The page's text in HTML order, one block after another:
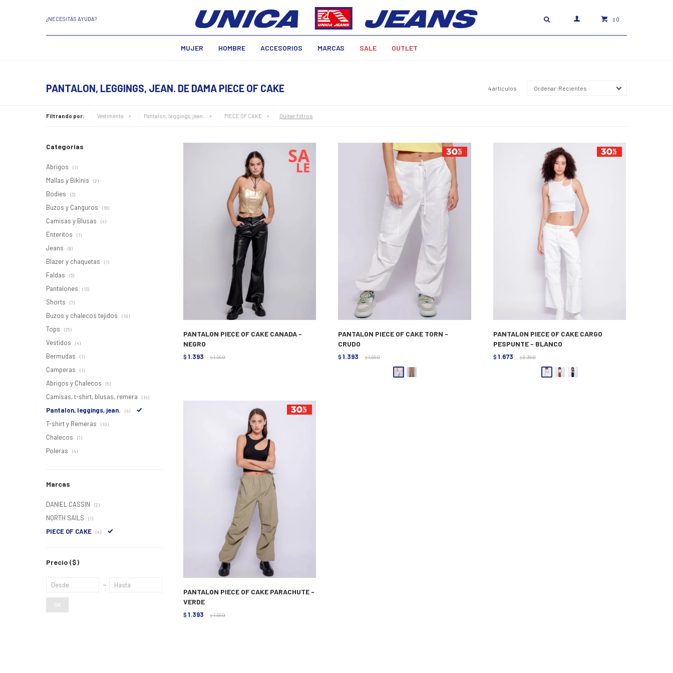
MUJER HOMBRE ACCESORIOS MARCAS SALE OUTLET
$ 0
¿NECESITÁS AYUDA?
PANTALON, LEGGINGS, JEAN. DE DAMA PIECE OF CAKE 4 artículos Recientes
Filtrando por: Vestimenta Pantalon, leggings, jean. PIECE OF CAKE Quitar filtros
PANTALON PIECE OF CAKE CANADA -
NEGRO
$ 1.393 $ 1.990
PANTALON PIECE OF CAKE TORN -
CRUDO
$ 1.393 $ 1.990
PANTALON PIECE OF CAKE CARGO
PESPUNTE - BLANCO
$ 1.673 $ 2.390
PANTALON PIECE OF CAKE PARACHUTE -
VERDE
$ 1.393 $ 1.990
Categorías
Abrigos (1)
Mallas y Bikinis (2)
Bodies (3)
Buzos y Canguros (16)
Camisas y Blusas (4)
Enteritos (1)
Jeans (8)
Blazer y chaquetas (1)
Faldas (3)
Pantalones (13)
Shorts (7)
Buzos y chalecos tejidos (10)
Tops (25)
Vestidos (4)
Bermudas (1)
Camperas (1)
Abrigos y Chalecos (5)
Camisas, t-shirt, blusas, remera (14)
Pantalon, leggings, jean. (4)
T-shirt y Remeras (10)
Chalecos (1)
Poleras (4)
Marcas
DANIEL CASSIN (2)
NORTH SAILS (1)
PIECE OF CAKE (4)
Precio ($)
OK